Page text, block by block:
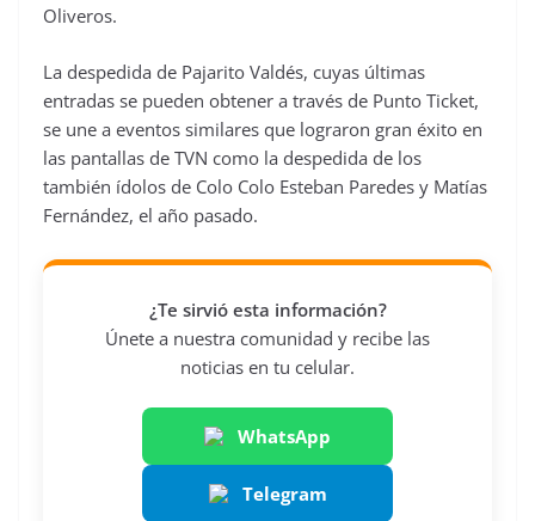
Oliveros.
La despedida de Pajarito Valdés, cuyas últimas
entradas se pueden obtener a través de Punto Ticket,
se une a eventos similares que lograron gran éxito en
las pantallas de TVN como la despedida de los
también ídolos de Colo Colo Esteban Paredes y Matías
Fernández, el año pasado.
¿Te sirvió esta información?
Únete a nuestra comunidad y recibe las
noticias en tu celular.
WhatsApp
Telegram